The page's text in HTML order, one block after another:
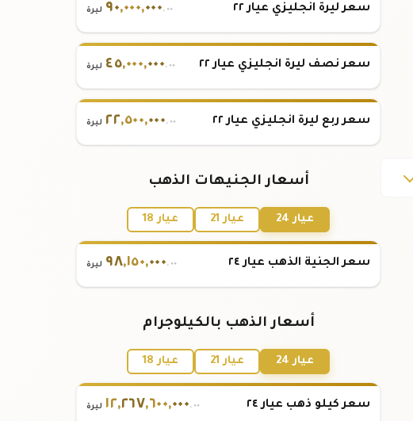
سعر ليرة انجليزي عيار ٢٢ ٩٠,٠٠٠,٠٠٠.٠٠ ليرة
سعر نصف ليرة انجليزي عيار ٢٢ ٤٥,٠٠٠,٠٠٠.٠٠ ليرة
سعر ربع ليرة انجليزي عيار ٢٢ ٢٢,٥٠٠,٠٠٠.٠٠ ليرة
أسعار الجنيهات الذهب
عيار 24 عيار 21 عيار 18
سعر الجنية الذهب عيار ٢٤ ٩٨,١٥٠,٠٠٠.٠٠ ليرة
أسعار الذهب بالكيلوجرام
عيار 24 عيار 21 عيار 18
سعر كيلو ذهب عيار ٢٤ ١٢,٢٦٧,٦٠٠,٠٠٠.٠٠ ليرة